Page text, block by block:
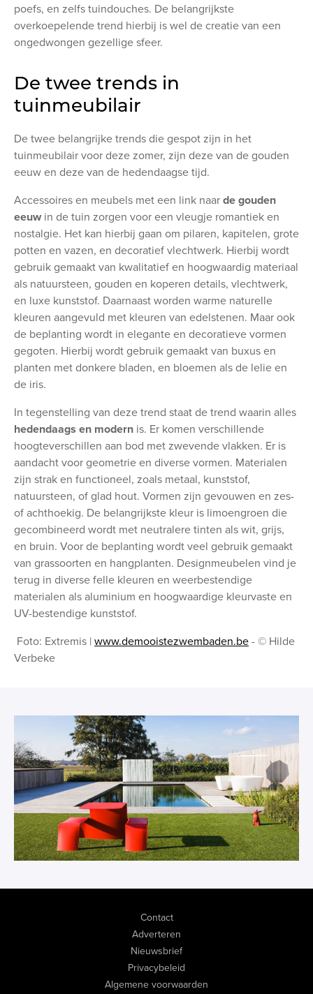
poefs, en zelfs tuindouches. De belangrijkste
overkoepelende trend hierbij is wel de creatie van een
ongedwongen gezellige sfeer.
De twee trends in
tuinmeubilair
De twee belangrijke trends die gespot zijn in het
tuinmeubilair voor deze zomer, zijn deze van de gouden
eeuw en deze van de hedendaagse tijd.
Accessoires en meubels met een link naar de gouden
eeuw in de tuin zorgen voor een vleugje romantiek en
nostalgie. Het kan hierbij gaan om pilaren, kapitelen, grote
potten en vazen, en decoratief vlechtwerk. Hierbij wordt
gebruik gemaakt van kwalitatief en hoogwaardig materiaal
als natuursteen, gouden en koperen details, vlechtwerk,
en luxe kunststof. Daarnaast worden warme naturelle
kleuren aangevuld met kleuren van edelstenen. Maar ook
de beplanting wordt in elegante en decoratieve vormen
gegoten. Hierbij wordt gebruik gemaakt van buxus en
planten met donkere bladen, en bloemen als de lelie en
de iris.
In tegenstelling van deze trend staat de trend waarin alles
hedendaags en modern is. Er komen verschillende
hoogteverschillen aan bod met zwevende vlakken. Er is
aandacht voor geometrie en diverse vormen. Materialen
zijn strak en functioneel, zoals metaal, kunststof,
natuursteen, of glad hout. Vormen zijn gevouwen en zes-
of achthoekig. De belangrijkste kleur is limoengroen die
gecombineerd wordt met neutralere tinten als wit, grijs,
en bruin. Voor de beplanting wordt veel gebruik gemaakt
van grassoorten en hangplanten. Designmeubelen vind je
terug in diverse felle kleuren en weerbestendige
materialen als aluminium en hoogwaardige kleurvaste en
UV-bestendige kunststof.
Foto: Extremis | www.demooistezwembaden.be - © Hilde
Verbeke
Contact
Adverteren
Nieuwsbrief
Privacybeleid
Algemene voorwaarden